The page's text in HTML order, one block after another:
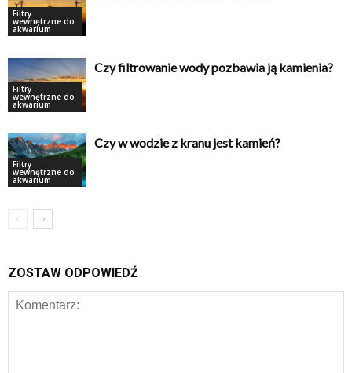
Filtry
wewnętrzne do
akwarium
Filtry
wewnętrzne do
akwarium
Czy filtrowanie wody pozbawia ją kamienia?
Filtry
wewnętrzne do
akwarium
Czy w wodzie z kranu jest kamień?
ZOSTAW ODPOWIEDŹ